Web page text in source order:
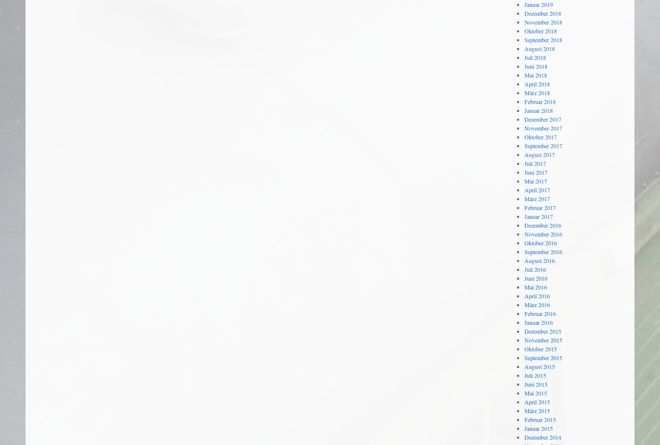
Januar 2019
Dezember 2018
November 2018
Oktober 2018
September 2018
August 2018
Juli 2018
Juni 2018
Mai 2018
April 2018
März 2018
Februar 2018
Januar 2018
Dezember 2017
November 2017
Oktober 2017
September 2017
August 2017
Juli 2017
Juni 2017
Mai 2017
April 2017
März 2017
Februar 2017
Januar 2017
Dezember 2016
November 2016
Oktober 2016
September 2016
August 2016
Juli 2016
Juni 2016
Mai 2016
April 2016
März 2016
Februar 2016
Januar 2016
Dezember 2015
November 2015
Oktober 2015
September 2015
August 2015
Juli 2015
Juni 2015
Mai 2015
April 2015
März 2015
Februar 2015
Januar 2015
Dezember 2014